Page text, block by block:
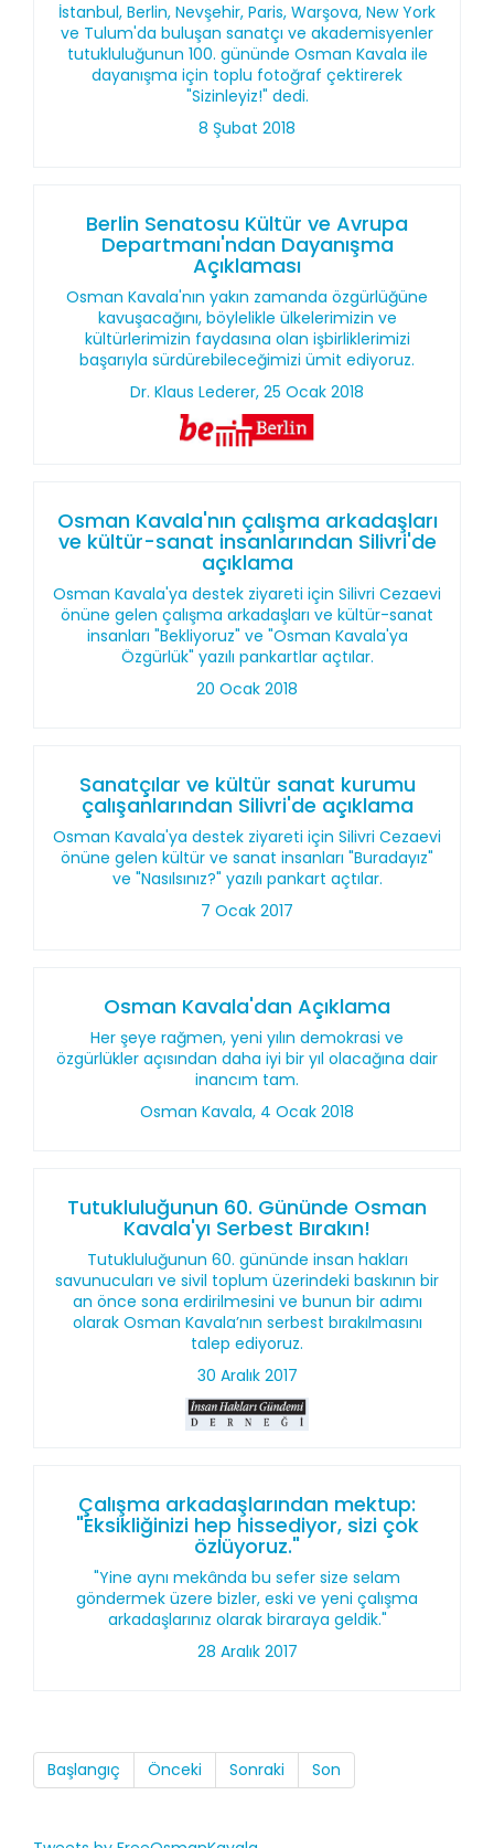
İstanbul, Berlin, Nevşehir, Paris, Warşova, New York
ve Tulum'da buluşan sanatçı ve akademisyenler
tutukluluğunun 100. gününde Osman Kavala ile
dayanışma için toplu fotoğraf çektirerek
"Sizinleyiz!" dedi.
8 Şubat 2018
Berlin Senatosu Kültür ve Avrupa
Departmanı'ndan Dayanışma
Açıklaması
Osman Kavala'nın yakın zamanda özgürlüğüne
kavuşacağını, böylelikle ülkelerimizin ve
kültürlerimizin faydasına olan işbirliklerimizi
başarıyla sürdürebileceğimizi ümit ediyoruz.
Dr. Klaus Lederer, 25 Ocak 2018
Osman Kavala'nın çalışma arkadaşları
ve kültür-sanat insanlarından Silivri'de
açıklama
Osman Kavala'ya destek ziyareti için Silivri Cezaevi
önüne gelen çalışma arkadaşları ve kültür-sanat
insanları "Bekliyoruz" ve "Osman Kavala'ya
Özgürlük" yazılı pankartlar açtılar.
20 Ocak 2018
Sanatçılar ve kültür sanat kurumu
çalışanlarından Silivri'de açıklama
Osman Kavala'ya destek ziyareti için Silivri Cezaevi
önüne gelen kültür ve sanat insanları "Buradayız"
ve "Nasılsınız?" yazılı pankart açtılar.
7 Ocak 2017
Osman Kavala'dan Açıklama
Her şeye rağmen, yeni yılın demokrasi ve
özgürlükler açısından daha iyi bir yıl olacağına dair
inancım tam.
Osman Kavala, 4 Ocak 2018
Tutukluluğunun 60. Gününde Osman
Kavala'yı Serbest Bırakın!
Tutukluluğunun 60. gününde insan hakları
savunucuları ve sivil toplum üzerindeki baskının bir
an önce sona erdirilmesini ve bunun bir adımı
olarak Osman Kavala’nın serbest bırakılmasını
talep ediyoruz.
30 Aralık 2017
Çalışma arkadaşlarından mektup:
"Eksikliğinizi hep hissediyor, sizi çok
özlüyoruz."
"Yine aynı mekânda bu sefer size selam
göndermek üzere bizler, eski ve yeni çalışma
arkadaşlarınız olarak biraraya geldik."
28 Aralık 2017
Başlangıç Önceki Sonraki Son